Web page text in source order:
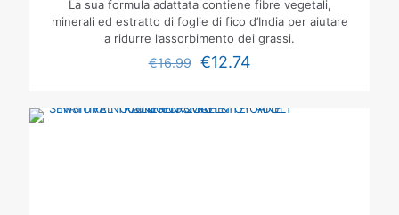
La sua formula adattata contiene fibre vegetali,
minerali ed estratto di foglie di fico d’India per aiutare
a ridurre l’assorbimento dei grassi.
€16.99 €12.74